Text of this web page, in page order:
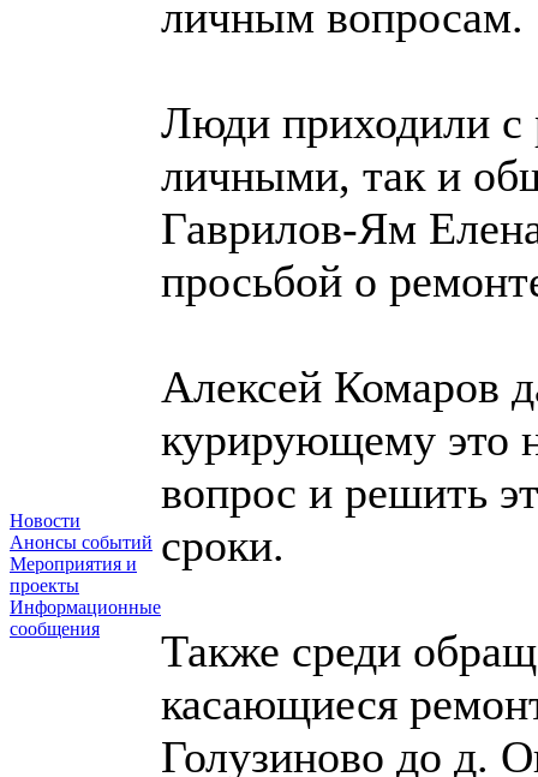
Новости
Анонсы событий
Мероприятия и
проекты
Информационные
сообщения
личным вопросам.
Люди приходили с
личными, так и
Гаврилов-Ям
просьбой о
Алексей Комаров
курирующему это
вопрос и решить
сроки.
Также среди
касающиеся
Голузиново до д.